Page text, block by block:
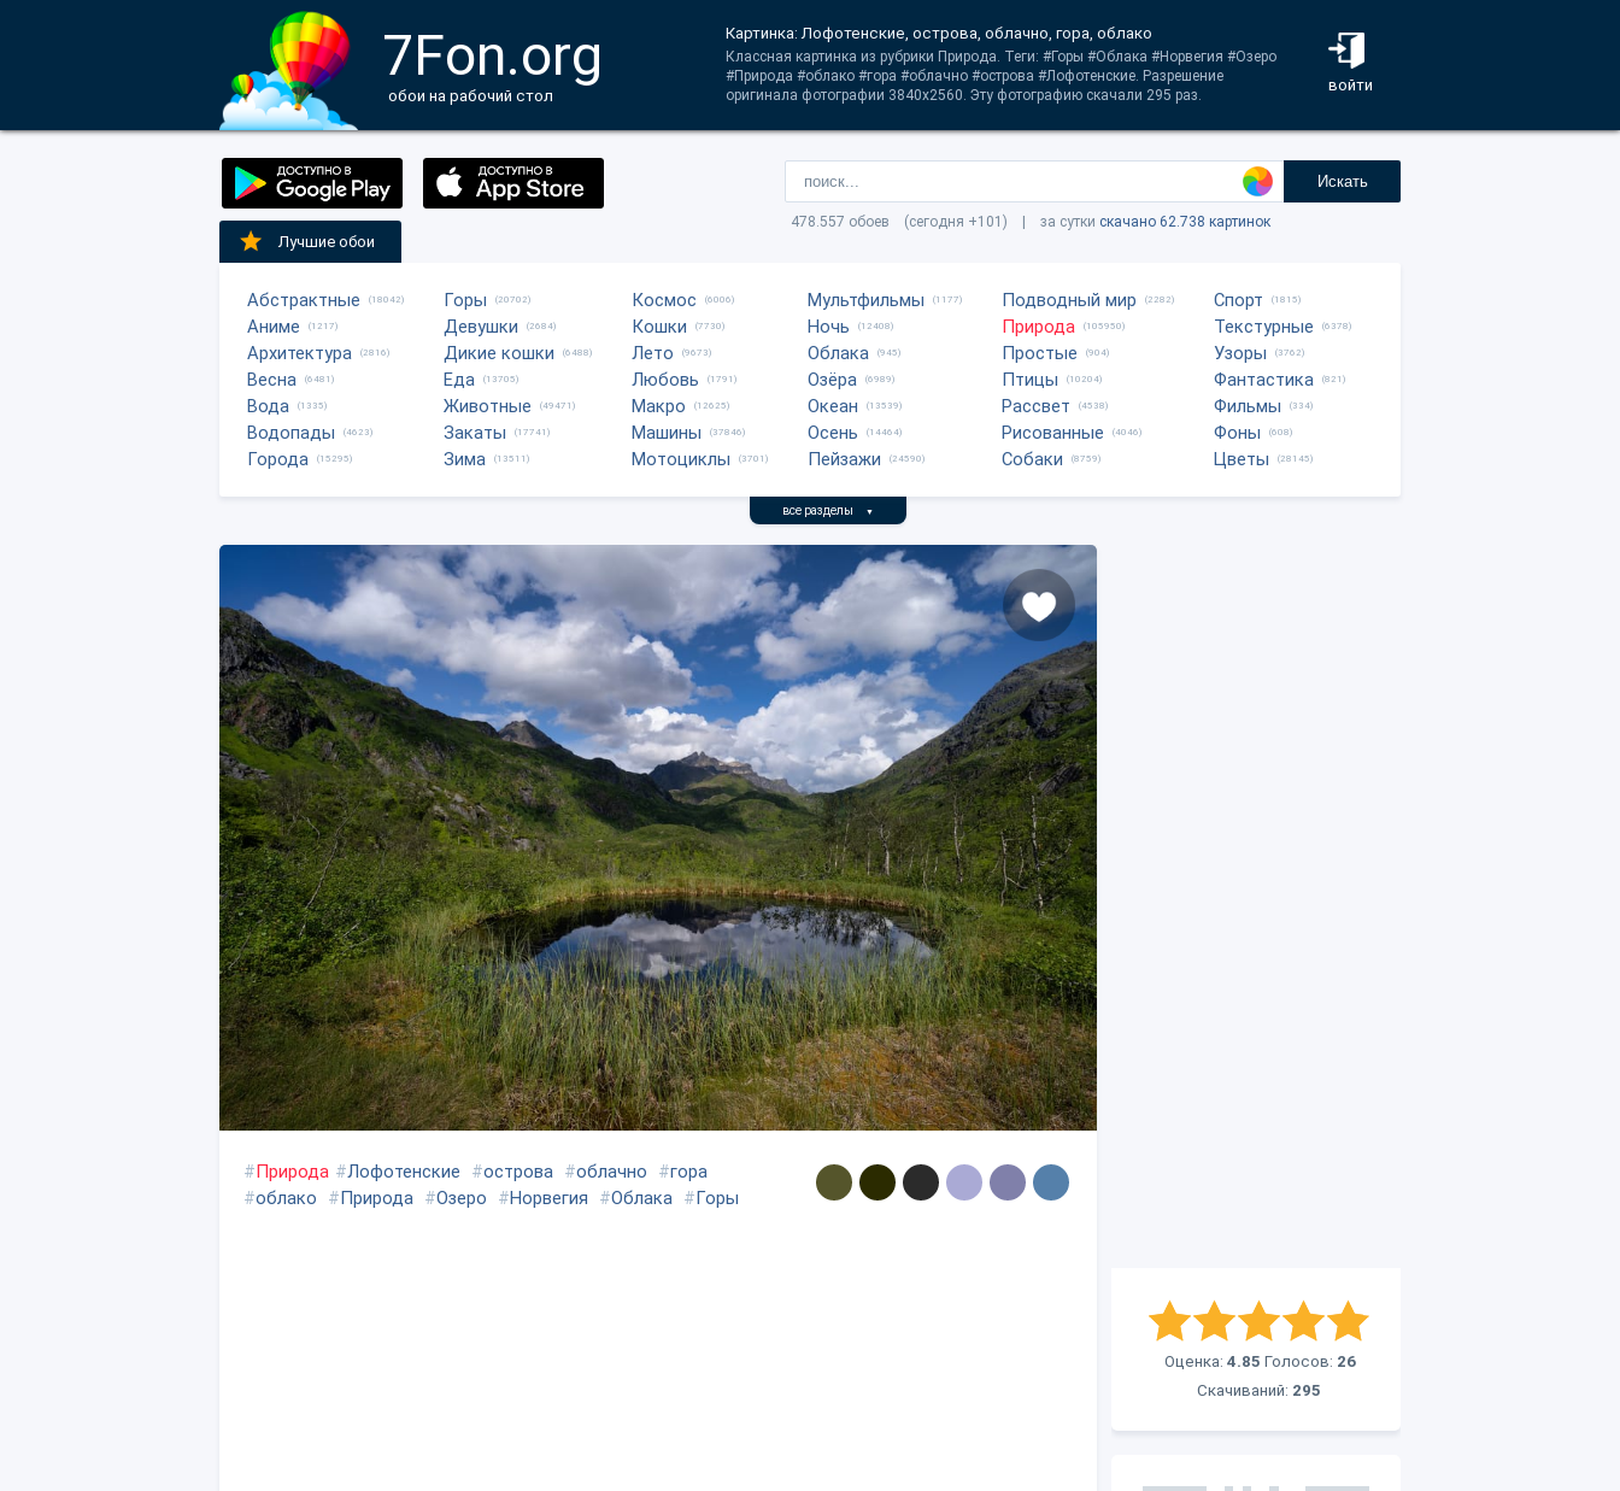
7Fon.org
обои на рабочий стол
войти
Картинка: Лофотенские, острова, облачно, гора, облако
Классная картинка из рубрики Природа. Теги: #Горы #Облака #Норвегия #Озеро
#Природа #облако #гора #облачно #острова #Лофотенские. Разрешение
оригинала фотографии 3840x2560. Эту фотографию скачали 295 раз.
Искать
478.557 обоев (сегодня +101) | за сутки скачано 62.738 картинок
Лучшие обои
Абстрактные (18042)
Аниме (1217)
Архитектура (2816)
Весна (6481)
Вода (1335)
Водопады (4623)
Города (15295)
Горы (20702)
Девушки (2684)
Дикие кошки (6488)
Еда (13705)
Животные (49471)
Закаты (17741)
Зима (13511)
Космос (6006)
Кошки (7730)
Лето (9673)
Любовь (1791)
Макро (12625)
Машины (37846)
Мотоциклы (3701)
Мультфильмы (1177)
Ночь (12408)
Облака (945)
Озёра (6989)
Океан (13539)
Осень (14464)
Пейзажи (24590)
Подводный мир (2282)
Природа (105950)
Простые (904)
Птицы (10204)
Рассвет (4538)
Рисованные (4046)
Собаки (8759)
Спорт (1815)
Текстурные (6378)
Узоры (3762)
Фантастика (821)
Фильмы (334)
Фоны (608)
Цветы (28145)
все разделы ▼
Оценка: 4.85 Голосов: 26
Скачиваний: 295
#Природа #Лофотенские #острова #облачно #гора
#облако #Природа #Озеро #Норвегия #Облака #Горы